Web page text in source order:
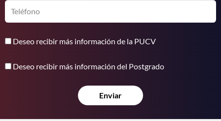
Teléfono
Deseo
más
PUCV
Deseo recibir más información de la PUCV
Deseo
del
Deseo recibir más información del Postgrado
Enviar